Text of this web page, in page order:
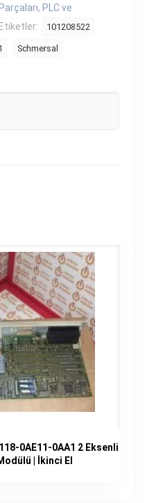
, PLC ve
Etiketler: 101208522
Schmersal
0AE11-0AA1 2 Eksenli
| İkinci El